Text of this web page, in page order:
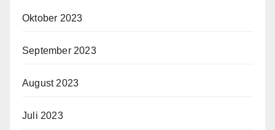
Oktober 2023
September 2023
August 2023
Juli 2023